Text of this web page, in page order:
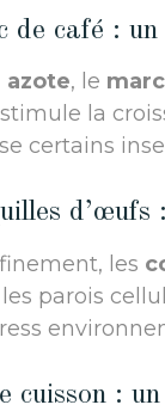
de café : un
azote, le
la
certains
d’œufs
les
parois
cuisson :